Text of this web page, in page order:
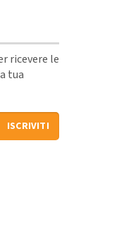
ricevere le
tua
ISCRIVITI